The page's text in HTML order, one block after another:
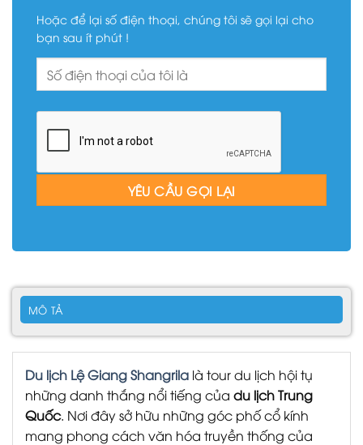
Hoặc để lại số điện thoại, chúng tôi sẽ gọi lại cho
bạn sau ít phút !
MÔ TẢ
Du lịch Lệ Giang Shangrila là tour du lịch hội tụ
những danh thắng nổi tiếng của du lịch Trung
Quốc. Nơi đây sở hữu những góc phố cổ kính
mang phong cách văn hóa truyền thống của